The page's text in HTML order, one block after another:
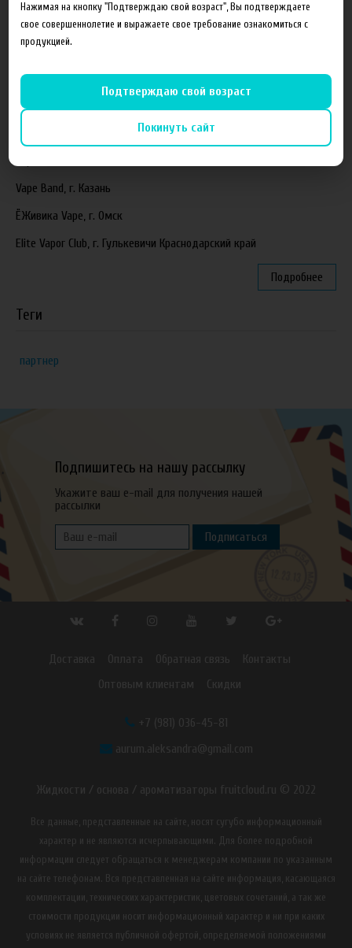
Новинка. Новые наборы в линейке Heroes Farm.
"ZEUS", г. Санкт-Петербург
Vape Band, г. Казань
ЁЖивика Vape, г. Омск
Elite Vapor Club, г. Гулькевичи Краснодарский край
Подробнее
Теги
партнер
Подпишитесь на нашу рассылку
Укажите ваш e-mail для получения нашей
рассылки
Подписаться
Доставка Оплата Обратная связь
Контакты
Оптовым клиентам
Скидки
+7 (981) 036-45-81
aurum.aleksandra@gmail.com
Жидкости / основа / ароматизаторы fruitcloud.ru © 2022
Все данные, представленные на сайте, носят сугубо информационный
характер и не являются исчерпывающими. Для более подробной
информации следует обращаться к менеджерам компании по указанным
на сайте телефонам. Вся представленная на сайте информация, касающаяся
комплектации, технических характеристик, цветовых сочетаний, а так же
стоимости продукции носит информационный характер и ни при каких
условиях не является публичной офертой, определяемой положениями
Нажимая на кнопку "Подтверждаю свой возраст", Вы подтверждаете
свое совершеннолетие и выражаете свое требование ознакомиться с
продукцией.
Подтверждаю свой возраст
Покинуть сайт